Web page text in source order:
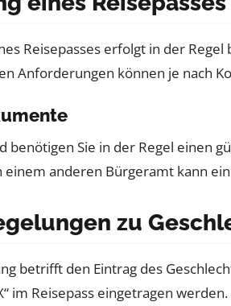
Reisepasses erfolgt in der
Anforderungen können je nach
benötigen Sie in der Regel einen
einem anderen Bürgeramt kann
zu
betrifft den Eintrag des
im Reisepass eingetragen